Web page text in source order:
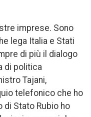
imprese. Sono
lega Italia e Stati
di più il dialogo
di politica
Tajani,
telefonico che ho
di Stato Rubio ho